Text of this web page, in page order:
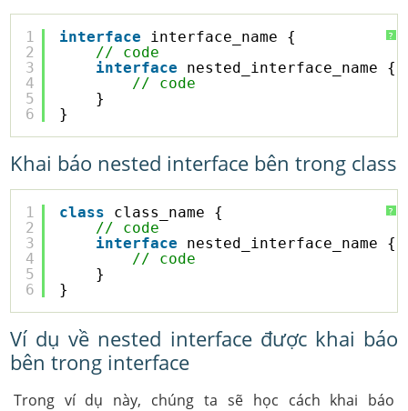
?
1
2
3
4
5
6
interface
interface_name {
// code
interface
nested_interface_name {
// code
}
}
Khai báo nested interface bên trong class
?
1
2
3
4
5
6
class
class_name {
// code
interface
nested_interface_name {
// code
}
}
Ví dụ về nested interface được khai báo
bên trong interface
Trong ví dụ này, chúng ta sẽ học cách khai báo